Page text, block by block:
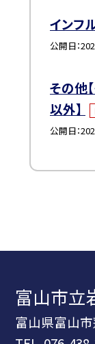
インフ
公開日
その他
以外】
公開日
富山市立
富山県富山